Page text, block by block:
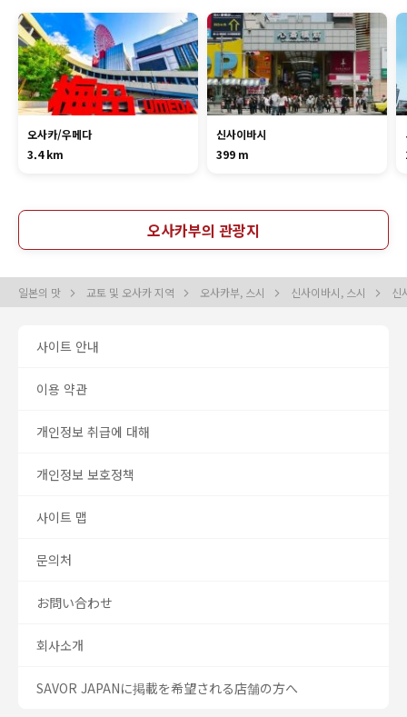
오사카/우메다
3.4 km
신사이바시
399 m
오사카부의 관광지
일본의 맛 교토 및 오사카 지역 오사카부, 스시 신사이바시, 스시 신
사이트 안내
이용 약관
개인정보 취급에 대해
개인정보 보호정책
사이트 맵
문의처
お問い合わせ
회사소개
SAVOR JAPANに掲載を希望される店舗の方へ